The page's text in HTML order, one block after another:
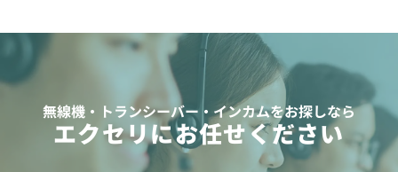
無線機・トランシーバー・インカムをお探しなら
エクセリにお任せください